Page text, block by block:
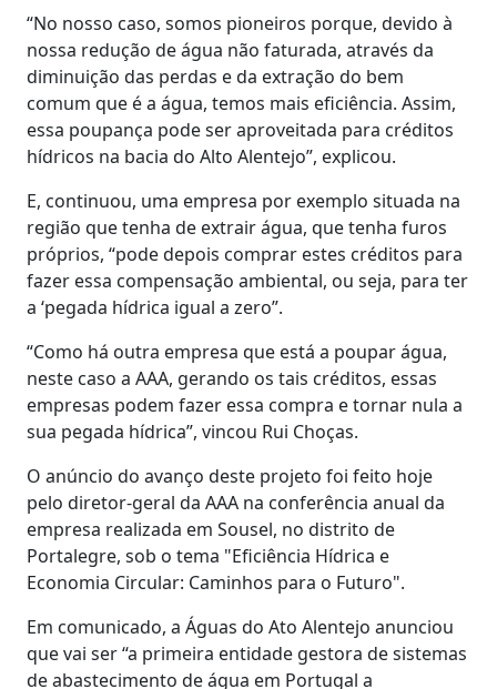
“No nosso caso, somos pioneiros porque, devido à
nossa redução de água não faturada, através da
diminuição das perdas e da extração do bem
comum que é a água, temos mais eficiência. Assim,
essa poupança pode ser aproveitada para créditos
hídricos na bacia do Alto Alentejo”, explicou.
E, continuou, uma empresa por exemplo situada na
região que tenha de extrair água, que tenha furos
próprios, “pode depois comprar estes créditos para
fazer essa compensação ambiental, ou seja, para ter
a ‘pegada hídrica igual a zero”.
“Como há outra empresa que está a poupar água,
neste caso a AAA, gerando os tais créditos, essas
empresas podem fazer essa compra e tornar nula a
sua pegada hídrica”, vincou Rui Choças.
O anúncio do avanço deste projeto foi feito hoje
pelo diretor-geral da AAA na conferência anual da
empresa realizada em Sousel, no distrito de
Portalegre, sob o tema "Eficiência Hídrica e
Economia Circular: Caminhos para o Futuro".
Em comunicado, a Águas do Ato Alentejo anunciou
que vai ser “a primeira entidade gestora de sistemas
de abastecimento de água em Portugal a